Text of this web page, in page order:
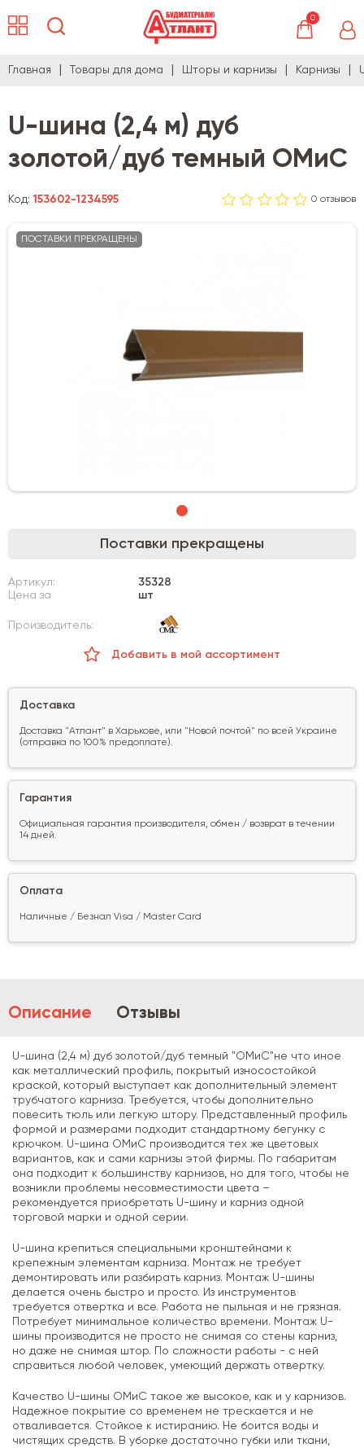
0
Главная Товары для дома Шторы и карнизы Карнизы
U-шина (2,4 м) дуб
золотой/дуб темный ОМиС
Код:153602-1234595 0 отзывов
ПОСТАВКИ ПРЕКРАЩЕНЫ
Поставки прекращены
Артикул:
35328
Цена за
шт
Производитель:
Добавить в мой ассортимент
Доставка
Доставка "Атлант" в Харькове, или "Новой почтой" по всей Украине
(отправка по 100% предоплате).
Гарантия
Официальная гарантия производителя, обмен / возврат в течении
14 дней.
Оплата
Наличные / Безнал Visa / Master Card
Описание Отзывы
U-шина (2,4 м) дуб золотой/дуб темный "ОМиС"не что иное
как металлический профиль, покрытый износостойкой
краской, который выступает как дополнительный элемент
трубчатого карниза. Требуется, чтобы дополнительно
повесить тюль или легкую штору. Представленный профиль
формой и размерами подходит стандартному бегунку с
крючком. U-шина ОМиС производится тех же цветовых
вариантов, как и сами карнизы этой фирмы. По габаритам
она подходит к большинству карнизов, но для того, чтобы не
возникли проблемы несовместимости цвета –
рекомендуется приобретать U-шину и карниз одной
торговой марки и одной серии.
U-шина крепиться специальными кронштейнами к
крепежным элементам карниза. Монтаж не требует
демонтировать или разбирать карниз. Монтаж U-шины
делается очень быстро и просто. Из инструментов
требуется отвертка и все. Работа не пыльная и не грязная.
Потребует минимальное количество времени. Монтаж U-
шины производится не просто не снимая со стены карниз,
но даже не снимая штор. По сложности работы - с ней
справиться любой человек, умеющий держать отвертку.
Качество U-шины ОМиС такое же высокое, как и у карнизов.
Надежное покрытие со временем не трескается и не
отваливается. Стойкое к истиранию. Не боится воды и
чистящих средств. В уборке достаточно губки или ткани,